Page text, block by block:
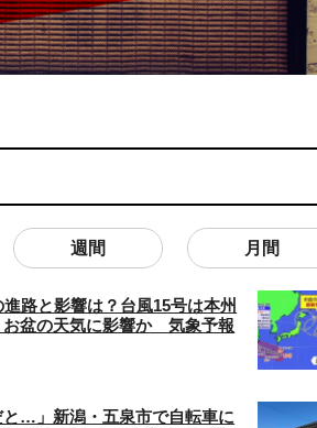
週間 月間
路と影響は？台風15号は本州
盆の天気に影響か 気象予報
と…」新潟・五泉市で自転車に